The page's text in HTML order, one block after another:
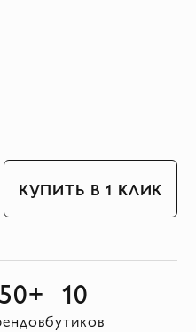
КУПИТЬ В 1 КЛИК
10
бутиков